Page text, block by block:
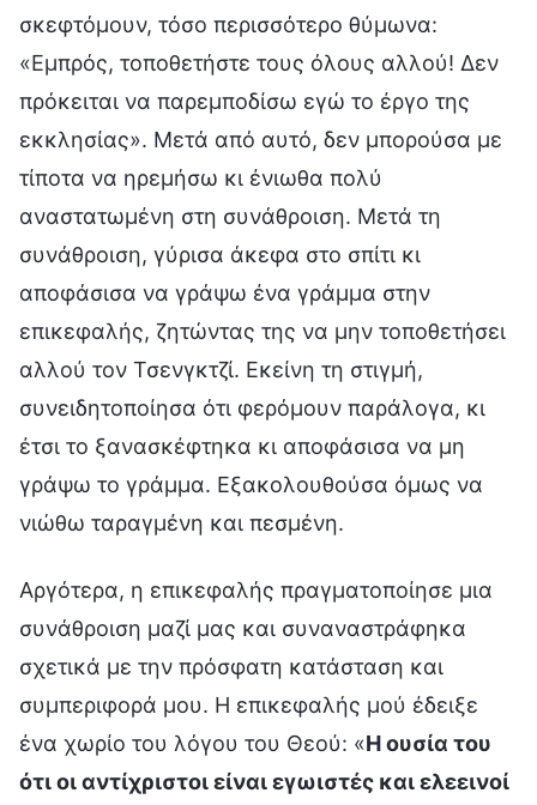
σκεφτόμουν, τόσο περισσότερο θύμωνα:
«Εμπρός, τοποθετήστε τους όλους αλλού! Δεν
πρόκειται να παρεμποδίσω εγώ το έργο της
εκκλησίας». Μετά από αυτό, δεν μπορούσα με
τίποτα να ηρεμήσω κι ένιωθα πολύ
αναστατωμένη στη συνάθροιση. Μετά τη
συνάθροιση, γύρισα άκεφα στο σπίτι κι
αποφάσισα να γράψω ένα γράμμα στην
επικεφαλής, ζητώντας της να μην τοποθετήσει
αλλού τον Τσενγκτζί. Εκείνη τη στιγμή,
συνειδητοποίησα ότι φερόμουν παράλογα, κι
έτσι το ξανασκέφτηκα κι αποφάσισα να μη
γράψω το γράμμα. Εξακολουθούσα όμως να
νιώθω ταραγμένη και πεσμένη.
Αργότερα, η επικεφαλής πραγματοποίησε μια
συνάθροιση μαζί μας και συναναστράφηκα
σχετικά με την πρόσφατη κατάσταση και
συμπεριφορά μου. Η επικεφαλής μού έδειξε
ένα χωρίο του λόγου του Θεού: «Η ουσία του
ότι οι αντίχριστοι είναι εγωιστές και ελεεινοί